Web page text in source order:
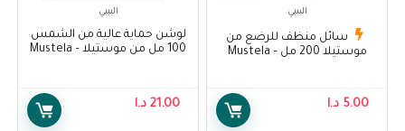
البيبي
سائل منظف للرضع من
موستيلا 200 مل – Mustela
5.00 د.ا
البيبي
لوشن حماية عالية من الشمس
100 مل من موستيلا – Mustela
21.00 د.ا